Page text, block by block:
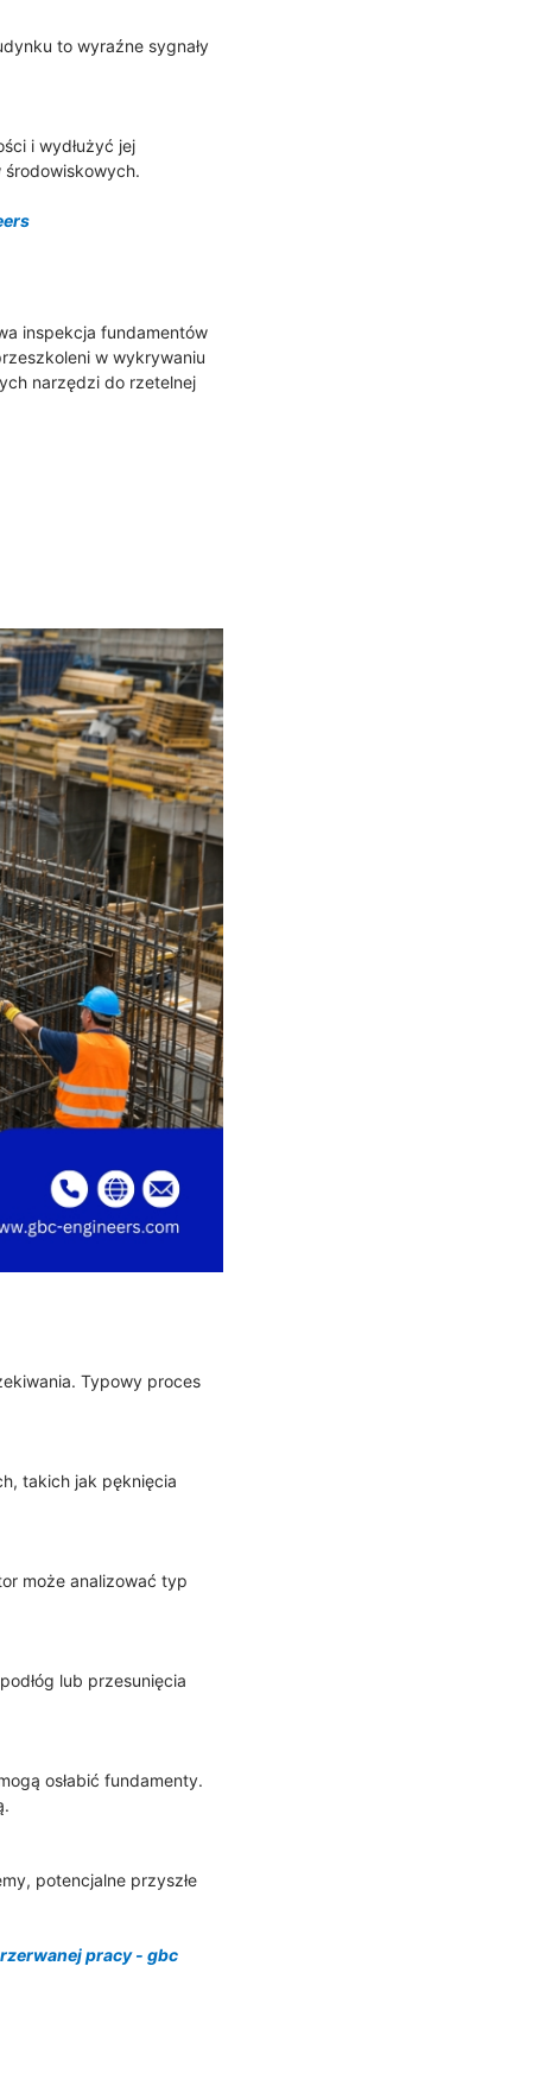
to wyraźne sygnały
i wydłużyć jej
inspekcja fundamentów
w wykrywaniu
narzędzi do rzetelnej
Typowy proces
takich jak pęknięcia
może analizować typ
lub przesunięcia
osłabić fundamenty.
potencjalne przyszłe
pracy - gbc